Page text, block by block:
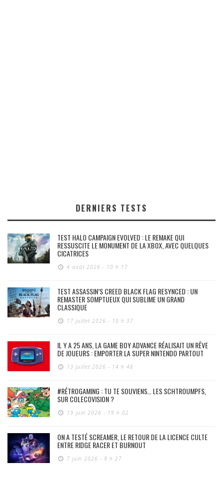
DERNIERS TESTS
TEST HALO CAMPAIGN EVOLVED : LE REMAKE QUI
RESSUSCITE LE MONUMENT DE LA XBOX, AVEC QUELQUES
CICATRICES
4 août 2026 - 10 h 17
TEST ASSASSIN’S CREED BLACK FLAG RESYNCED : UN
REMASTER SOMPTUEUX QUI SUBLIME UN GRAND
CLASSIQUE
17 juillet 2026 - 10 h 37
IL Y A 25 ANS, LA GAME BOY ADVANCE RÉALISAIT UN RÊVE
DE JOUEURS : EMPORTER LA SUPER NINTENDO PARTOUT
13 juillet 2026 - 14 h 48
#RÉTROGAMING : TU TE SOUVIENS… LES SCHTROUMPFS,
SUR COLECOVISION ?
19 juin 2026 - 19 h 02
ON A TESTÉ SCREAMER, LE RETOUR DE LA LICENCE CULTE
ENTRE RIDGE RACER ET BURNOUT
7 juin 2026 - 9 h 27